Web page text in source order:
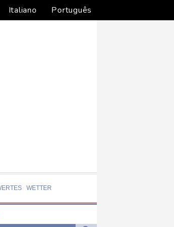
Italiano Português
WETTER